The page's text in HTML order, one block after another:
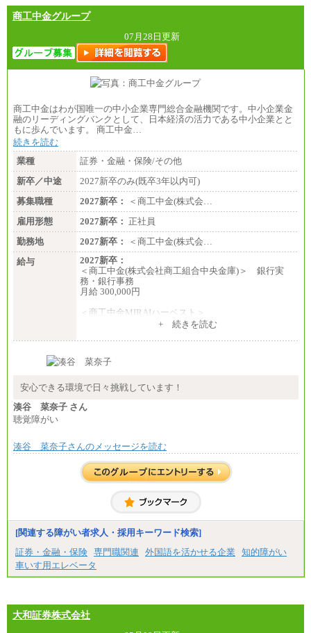
商工中金グループ
07月28日更新
商工中金はわが国唯一の中小企業専門総合金融機関です。中小企業金
融のリーディングバンクとして、日本経済の活力である中小企業とと
もに歩んでいます。 商工中金…
続きを読む
業種
証券・金融・保険/その他
新卒／中途
2027新卒のみ(既卒3年以内可)
募集職種
2027新卒：
＜商工中金(株式会…
雇用形態
2027新卒： 正社員
勤務地
2027新卒：
＜商工中金(株式会…
給与
2027新卒：
＜商工中金(株式会社商工組合中央金庫)＞ 銀行実
務・銀行事務
月給 300,000円
＜商工中金MIRAIハーベスト＞
+ 続きを読む
安心できる環境で日々挑戦しています！
湊谷 菜奈子 さん
聴覚障がい
湊谷 菜奈子さんのメッセージを読む
[関連する障がい者求人・採用キーワード検索]
証券・金融・保険 専門職関連 外国語を活かせる企業
知的障がい
車いす用エレベータ
大和証券株式会社